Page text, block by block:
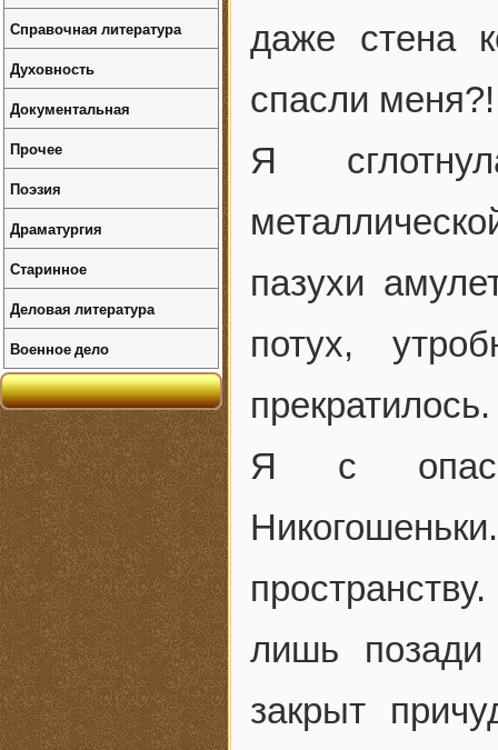
даже стена
спасли
Я
пазухи
потух,
прекратилось.
Я с
лишь
закрыт
Справочная литература
Духовность
Документальная
Прочее
Поэзия
Драматургия
Старинное
Деловая литература
Военное дело